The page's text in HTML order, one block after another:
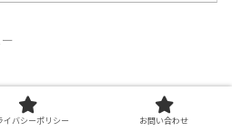
イバシーポリシー お問い合わせ